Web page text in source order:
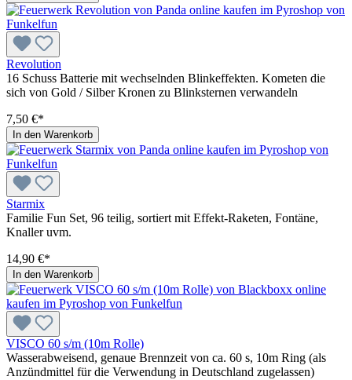
Revolution
16 Schuss Batterie mit wechselnden Blinkeffekten. Kometen die
sich von Gold / Silber Kronen zu Blinksternen verwandeln
7,50 €*
In den Warenkorb
Starmix
Familie Fun Set, 96 teilig, sortiert mit Effekt-Raketen, Fontäne,
Knaller uvm.
14,90 €*
In den Warenkorb
VISCO 60 s/m (10m Rolle)
Wasserabweisend, genaue Brennzeit von ca. 60 s, 10m Ring (als
Anzündmittel für die Verwendung in Deutschland zugelassen)